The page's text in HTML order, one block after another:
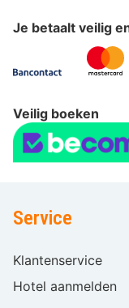
Je betaalt veilig
Veilig boeken
Service
Klantenservice
Hotel aanmelden